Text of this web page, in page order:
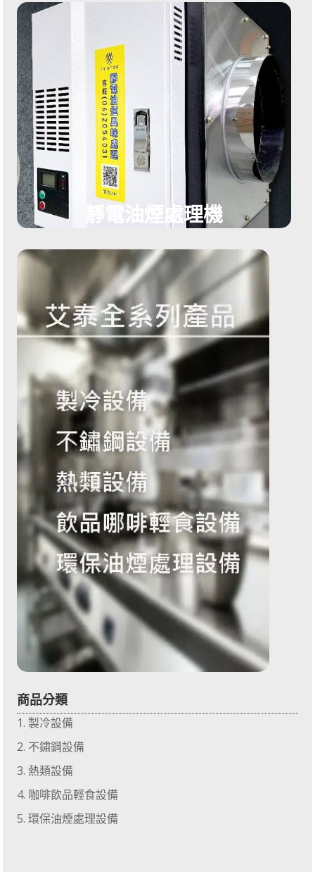
靜電油煙處理機
商品分類
製冷設備
不鏽鋼設備
熱類設備
咖啡飲品輕食設備
環保油煙處理設備